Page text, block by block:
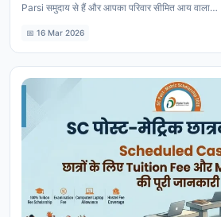
Parsi समुदाय से हैं और आपका परिवार सीमित आय वाला…
📅 16 Mar 2026